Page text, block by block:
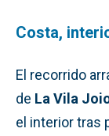
Costa,
El recorrido
de La Vila
el interior tras